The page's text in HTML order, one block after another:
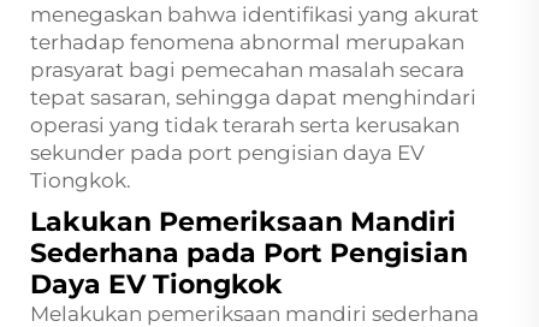
menegaskan bahwa identifikasi yang akurat
terhadap fenomena abnormal merupakan
prasyarat bagi pemecahan masalah secara
tepat sasaran, sehingga dapat menghindari
operasi yang tidak terarah serta kerusakan
sekunder pada port pengisian daya EV
Tiongkok.
Lakukan Pemeriksaan Mandiri
Sederhana pada Port Pengisian
Daya EV Tiongkok
Melakukan pemeriksaan mandiri sederhana